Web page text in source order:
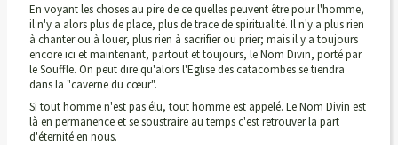
En voyant les choses au pire de ce quelles peuvent être pour l'homme,
il n'y a alors plus de place, plus de trace de spiritualité. Il n'y a plus rien
à chanter ou à louer, plus rien à sacrifier ou prier; mais il y a toujours
encore ici et maintenant, partout et toujours, le Nom Divin, porté par
le Souffle. On peut dire qu'alors l'Eglise des catacombes se tiendra
dans la "caverne du cœur".
Si tout homme n'est pas élu, tout homme est appelé. Le Nom Divin est
là en permanence et se soustraire au temps c'est retrouver la part
d'éternité en nous.